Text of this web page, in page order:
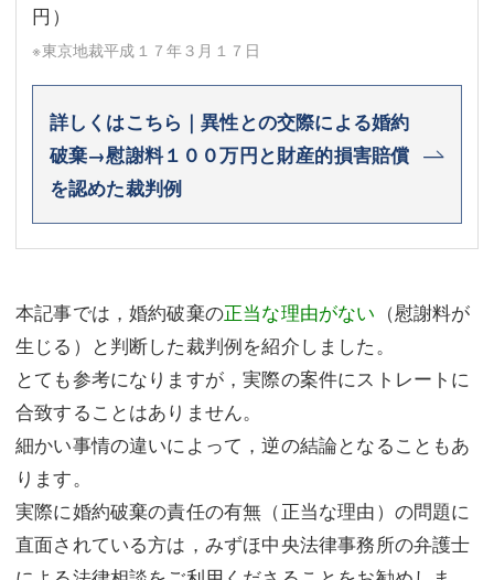
円）
※東京地裁平成１７年３月１７日
詳しくはこちら｜異性との交際による婚約
破棄→慰謝料１００万円と財産的損害賠償
を認めた裁判例
本記事では，婚約破棄の正当な理由がない （慰謝料が
生じる）と判断した裁判例を紹介しました。
とても参考になりますが，実際の案件にストレートに
合致することはありません。
細かい事情の違いによって，逆の結論となることもあ
ります。
実際に婚約破棄の責任の有無（正当な理由）の問題に
直面されている方は，みずほ中央法律事務所の弁護士